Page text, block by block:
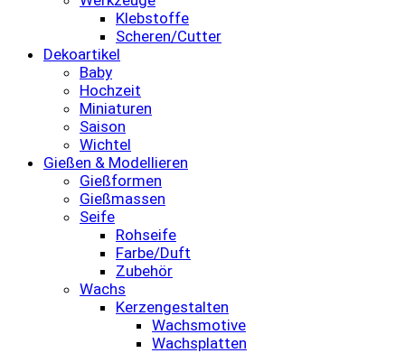
Klebstoffe
Scheren/Cutter
Dekoartikel
Baby
Hochzeit
Miniaturen
Saison
Wichtel
Gießen & Modellieren
Gießformen
Gießmassen
Seife
Rohseife
Farbe/Duft
Zubehör
Wachs
Kerzengestalten
Wachsmotive
Wachsplatten